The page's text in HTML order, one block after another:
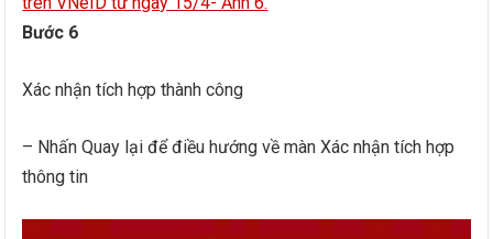
Bước 6
Xác nhận tích hợp thành công
– Nhấn Quay lại để điều hướng về màn Xác nhận tích hợp
thông tin